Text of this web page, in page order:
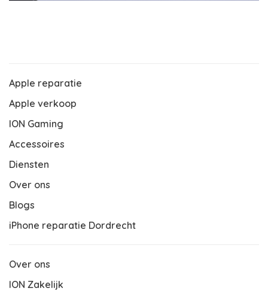
Apple reparatie
Apple verkoop
ION Gaming
Accessoires
Diensten
Over ons
Blogs
iPhone reparatie Dordrecht
Over ons
ION Zakelijk